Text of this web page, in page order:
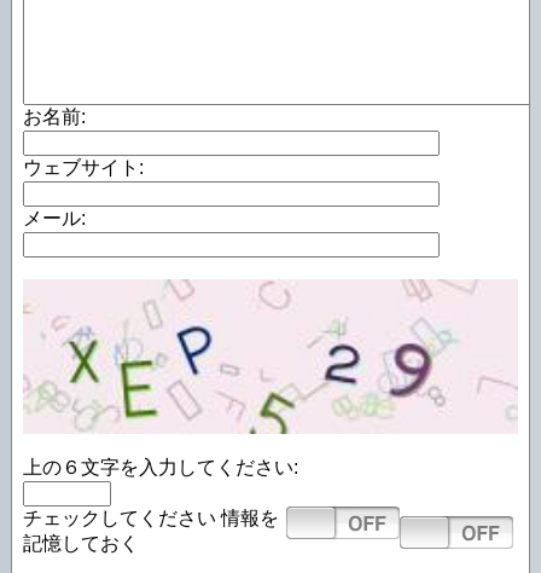
お名前:
ウェブサイト:
メール:
上の６文字を入力してください:
チェックしてください 情報を
記憶しておく